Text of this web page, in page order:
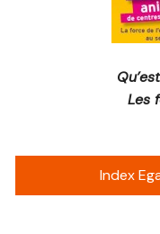
Les
Index